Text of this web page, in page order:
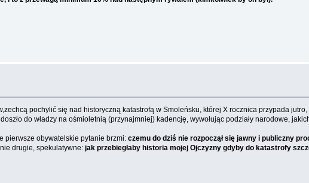
pochylić się nad historyczną katastrofą w Smoleńsku, której X rocznica przypada
do władzy na ośmioletnią (przynajmniej) kadencję, wywołując podziały narodowe,
pierwsze obywatelskie pytanie brzmi: czemu do dziś nie rozpoczął się jawny i publiczny
drugie, spekulatywne: jak przebiegłaby historia mojej Ojczyzny gdyby do katastrofy